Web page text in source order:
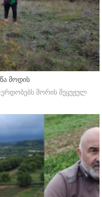
მოდის
შორის შეყუჟულ